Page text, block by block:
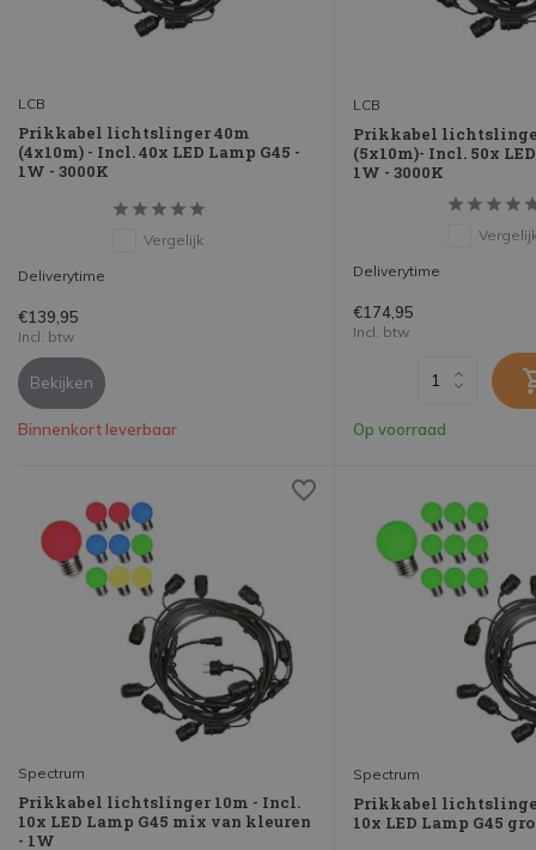
LCB
Prikkabel lichtslinger 40m
(4x10m) - Incl. 40x LED Lamp G45 -
1W - 3000K
Vergelijk
Deliverytime
€139,95
Incl. btw
Bekijken
Binnenkort leverbaar
LCB
Prikkabel
(5x10m)- Incl. 50x
1W - 3000K
Deliverytime
€174,95
Incl. btw
Op voorraad
Spectrum
Prikkabel lichtslinger 10m - Incl.
10x LED Lamp G45 mix van kleuren
- 1W
Spectrum
Prikkabel
10x LED Lamp G45